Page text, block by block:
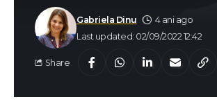
Last updated: 02/09/2022 12:42
Gabriela Dinu 4 ani ago
Share